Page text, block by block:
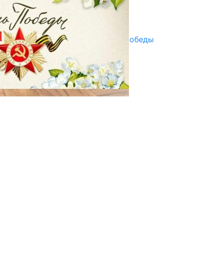
Улуу Жеңиштин жандуу сөзү
29.04.2025
Награды в преддверии Дня Победы
29.04.2025